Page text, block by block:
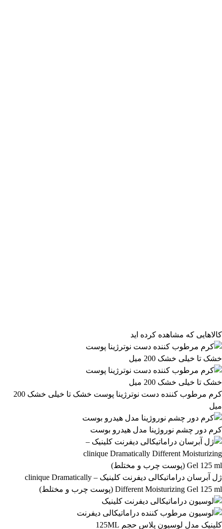
تومان
2,163,499 تومان
2,163,500 تومان
اعمال فیلتر قیمت
وضعیت کالا
نمایش کالاهای موجود
فیلتر بر اساس برند:
HairTamin 5
فیلتر بر اساس دسته بندی:
آرایشی و بهداشتی 558 بهداشتی و پوستی
رژ لب مدادی لچیک
مرتب‌سازی محصولات
مرتب‌سازی:
پیش‌فرض محبوب‌ترین بالاترین امتیاز
گران‌ترین موجودها اول
کالاهایی که مشاهده کرده اید
کرم مرطوب کننده دست نوترژینا پوست خشک تا خیلی خشک 200
میل
کرم دور چشم نوروژینا مدل هیدرو بوست
ژل آبرسان دراماتیکالی دیفرنت کلینیک – clinique Dramatically
Different Moisturizing Gel 125 ml (پوست چرب و مختلط)